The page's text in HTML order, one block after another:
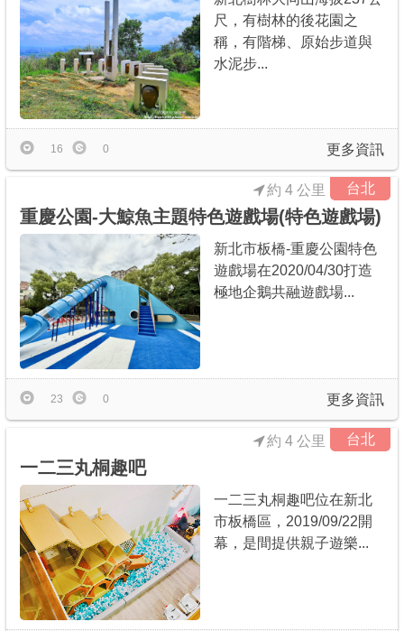
尺，有樹林的後花園之
稱，有階梯、原始步道與
水泥步...
更多資訊
16 0
台北
約 4 公里
重慶公園-大鯨魚主題特色遊戲場(特色遊戲場)
新北市板橋-重慶公園特色
遊戲場在2020/04/30打造
極地企鵝共融遊戲場...
更多資訊
23 0
台北
約 4 公里
一二三丸桐趣吧
一二三丸桐趣吧位在新北
市板橋區，2019/09/22開
幕，是間提供親子遊樂...